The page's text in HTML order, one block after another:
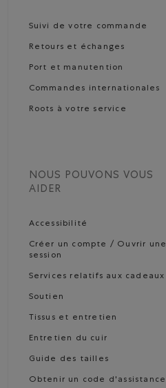
Suivi de votre commande
Retours et échanges
Port et manutention
Commandes internationales
Roots à votre service
NOUS POUVONS VOUS
AIDER
Accessibilité
Créer un compte / Ouvrir une
session
Services relatifs aux cadeaux
Soutien
Tissus et entretien
Entretien du cuir
Guide des tailles
Obtenir un code d'assistance